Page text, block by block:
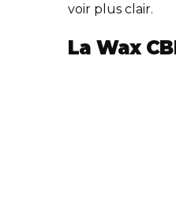
voir plus clair.
La Wax